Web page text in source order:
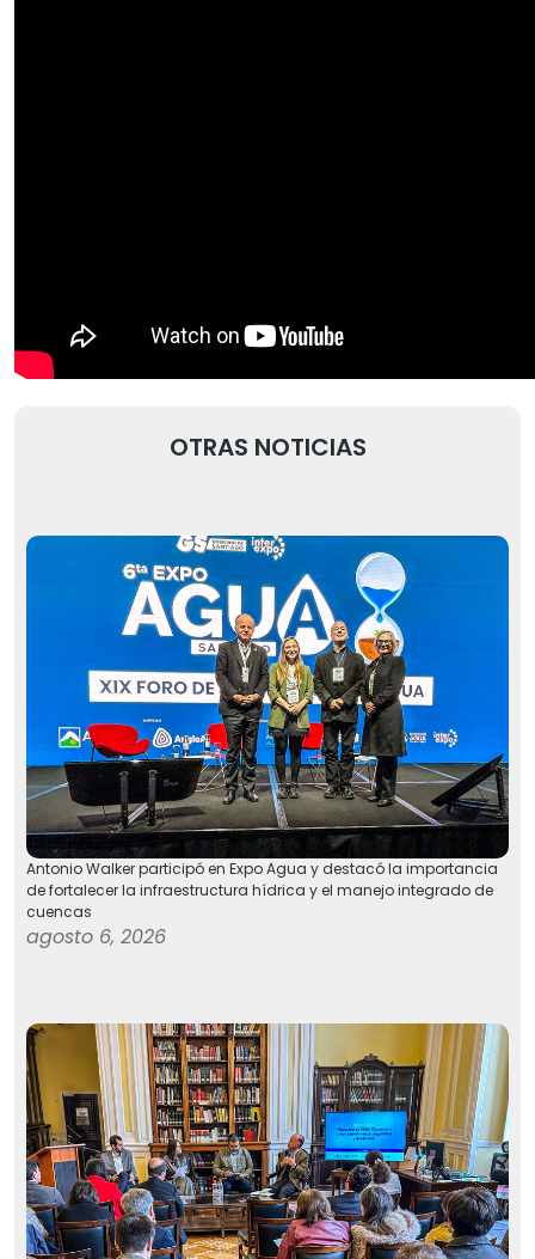
OTRAS NOTICIAS
Antonio Walker participó en Expo Agua y destacó la importancia
de fortalecer la infraestructura hídrica y el manejo integrado de
cuencas
agosto 6, 2026